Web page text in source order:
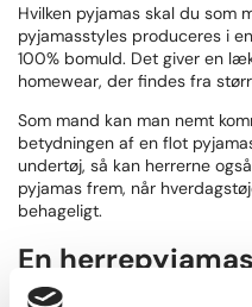
Hvilken pyjamas skal du som
pyjamasstyles produceres i
100% bomuld. Det giver en
homewear, der findes fra
Som mand kan man nemt
betydningen af en flot
undertøj, så kan herrerne
pyjamas frem, når
behageligt.
En
aften